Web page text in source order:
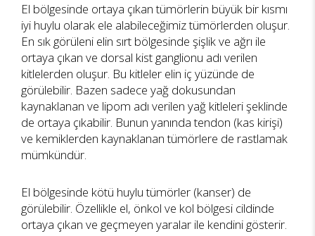
El bölgesinde ortaya çıkan tümörlerin büyük bir kısmı
iyi huylu olarak ele alabileceğimiz tümörlerden oluşur.
En sık görüleni elin sırt bölgesinde şişlik ve ağrı ile
ortaya çıkan ve dorsal kist ganglionu adı verilen
kitlelerden oluşur. Bu kitleler elin iç yüzünde de
görülebilir. Bazen sadece yağ dokusundan
kaynaklanan ve lipom adı verilen yağ kitleleri şeklinde
de ortaya çıkabilir. Bunun yanında tendon (kas kirişi)
ve kemiklerden kaynaklanan tümörlere de rastlamak
mümkündür.
El bölgesinde kötü huylu tümörler (kanser) de
görülebilir. Özellikle el, önkol ve kol bölgesi cildinde
ortaya çıkan ve geçmeyen yaralar ile kendini gösterir.